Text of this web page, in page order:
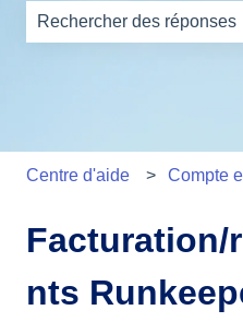
Il n'y a aucune
Centre d'aide Compte
Facturation/
nts